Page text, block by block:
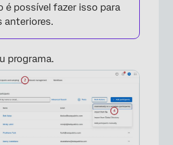
é possível fazer isso para
anteriores.
programa.